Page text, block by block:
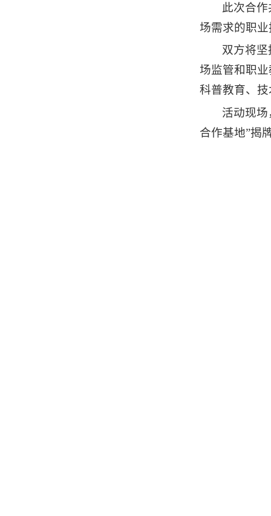
此次合
场需求的职
双方将
场监管和职
科普教育、
活动现
合作基地”揭